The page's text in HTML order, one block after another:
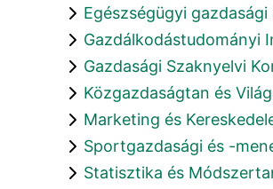
Egészségügyi
Gazdálkodástudományi
Gazdasági Szaknyelvi
Közgazdaságtan és
Marketing és
Sportgazdasági és -
Statisztika és